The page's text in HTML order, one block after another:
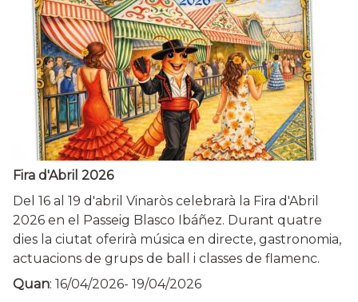
Fira d'Abril 2026
Del 16 al 19 d'abril Vinaròs celebrarà la Fira d'Abril
2026 en el Passeig Blasco Ibáñez. Durant quatre
dies la ciutat oferirà música en directe, gastronomia,
actuacions de grups de ball i classes de flamenc.
Quan: 16/04/2026- 19/04/2026